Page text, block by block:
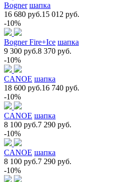
Bogner шапка
16 680 руб.15 012 руб.
-10%
Bogner Fire+Ice шапка
9 300 руб.8 370 руб.
-10%
CANOE шапка
18 600 руб.16 740 руб.
-10%
CANOE шапка
8 100 руб.7 290 руб.
-10%
CANOE шапка
8 100 руб.7 290 руб.
-10%